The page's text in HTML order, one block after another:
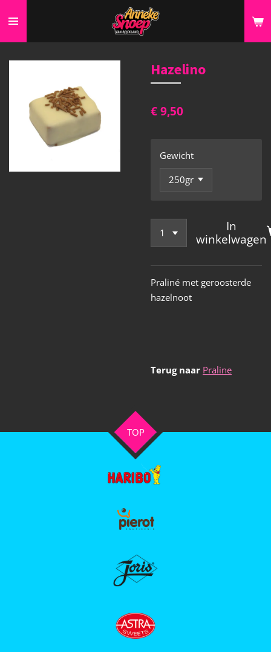
direct
naar
de
Hazelino
€ 9,50
Gewicht
In
winkelwagen
Praliné met geroosterde
hazelnoot
Terug naar Praline
TOP